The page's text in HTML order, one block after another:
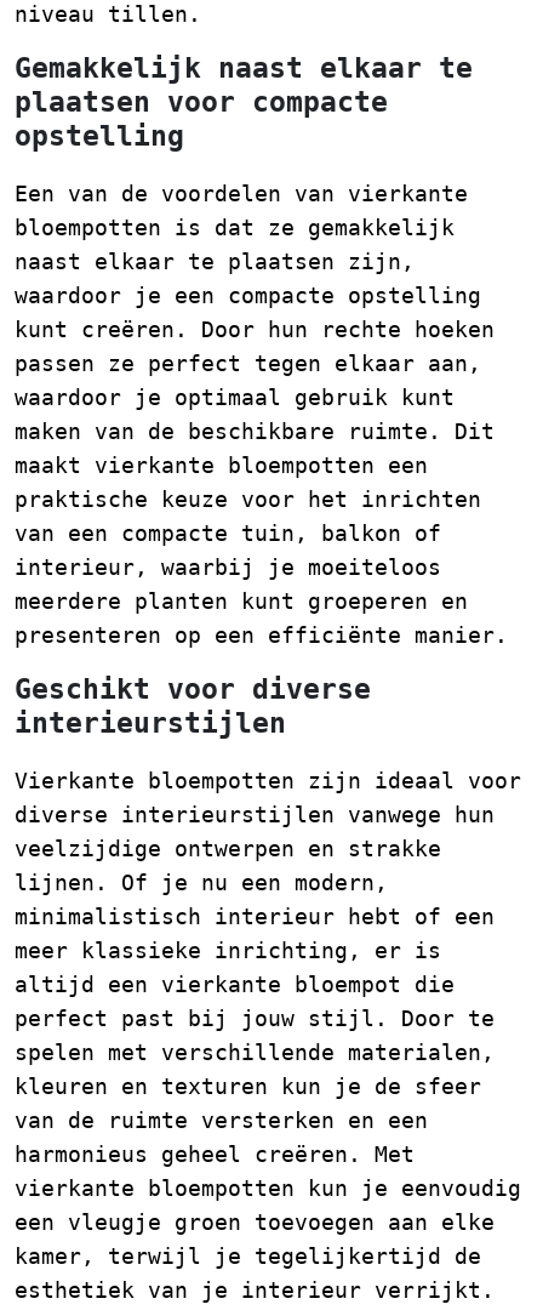
niveau tillen.
Gemakkelijk naast elkaar te
plaatsen voor compacte
opstelling
Een van de voordelen van vierkante
bloempotten is dat ze gemakkelijk
naast elkaar te plaatsen zijn,
waardoor je een compacte opstelling
kunt creëren. Door hun rechte hoeken
passen ze perfect tegen elkaar aan,
waardoor je optimaal gebruik kunt
maken van de beschikbare ruimte. Dit
maakt vierkante bloempotten een
praktische keuze voor het inrichten
van een compacte tuin, balkon of
interieur, waarbij je moeiteloos
meerdere planten kunt groeperen en
presenteren op een efficiënte manier.
Geschikt voor diverse
interieurstijlen
Vierkante bloempotten zijn ideaal voor
diverse interieurstijlen vanwege hun
veelzijdige ontwerpen en strakke
lijnen. Of je nu een modern,
minimalistisch interieur hebt of een
meer klassieke inrichting, er is
altijd een vierkante bloempot die
perfect past bij jouw stijl. Door te
spelen met verschillende materialen,
kleuren en texturen kun je de sfeer
van de ruimte versterken en een
harmonieus geheel creëren. Met
vierkante bloempotten kun je eenvoudig
een vleugje groen toevoegen aan elke
kamer, terwijl je tegelijkertijd de
esthetiek van je interieur verrijkt.